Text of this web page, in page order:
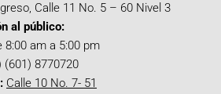
Calle 11 No. 5 – 60 Nivel 3
al público:
8:00 am a 5:00 pm
(601) 8770720
Calle 10 No. 7- 51